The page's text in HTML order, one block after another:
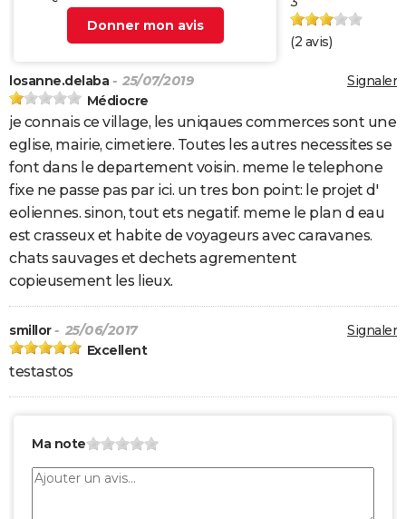
Donner mon avis
(2 avis)
Signaler
losanne.delaba - 25/07/2019
Médiocre
je connais ce village, les uniqaues commerces sont une
eglise, mairie, cimetiere. Toutes les autres necessites se
font dans le departement voisin. meme le telephone
fixe ne passe pas par ici. un tres bon point: le projet d'
eoliennes. sinon, tout ets negatif. meme le plan d eau
est crasseux et habite de voyageurs avec caravanes.
chats sauvages et dechets agrementent
copieusement les lieux.
Signaler
smillor- 25/06/2017
Excellent
testastos
Ma note